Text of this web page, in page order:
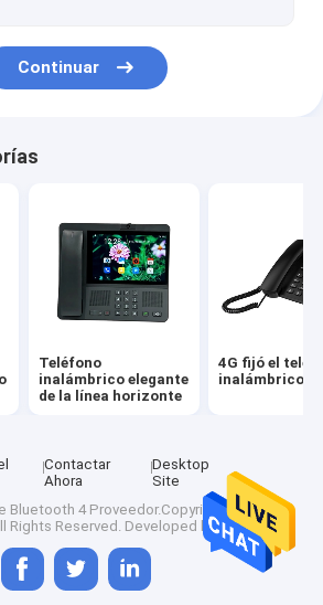
Continuar
Teléfono
inalámbrico elegante
de la línea horizonte
4G fijó el
inalámbrico
Contactar
Ahora
Desktop
Site
Bluetooth 4Proveedor.Copyright © 2023
Rights Reserved. Developed byECER